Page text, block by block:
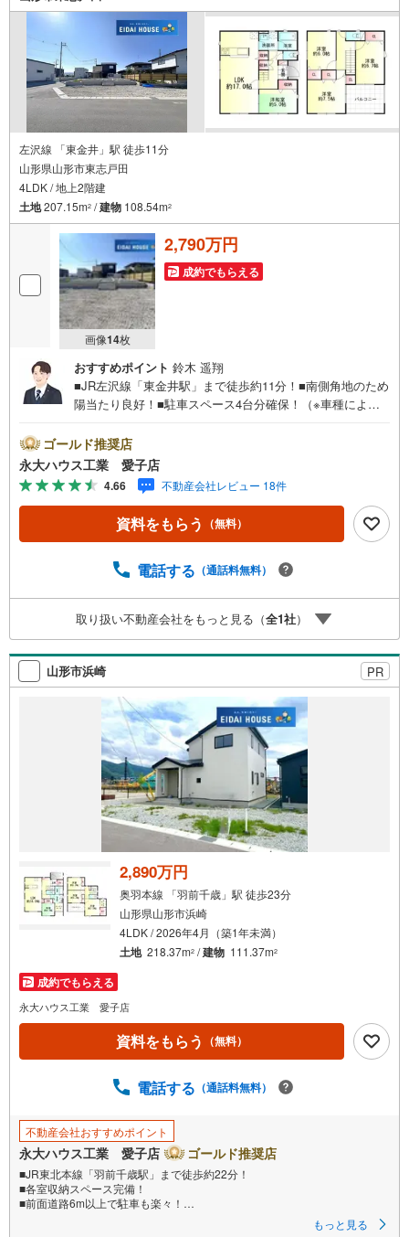
左沢線 「東金井」駅 徒歩11分
山形県山形市東志戸田
4LDK / 地上2階建
土地207.15m2 /建物 108.54m2
画像14枚
2,790万円
成約でもらえる
おすすめポイント 鈴木 遥翔
■JR左沢線「東金井駅」まで徒歩約11分！■南側角地のため
陽当たり良好！■駐車スペース4台分確保！（※車種によ
多数店舗で展開中！こちらでは当社の強みを大きく2つに分
けてご紹介！1.＜豊富な不動産知識＞戸建・マンション・
土地...と種別を問わず不動産を取り扱っております。更に
教育施設や商業施設、子育て環境や行政などの地域情報を
総合し、お客様により良い物件選びをして頂けるよう、し
っかりとサポートさせて頂きます。2.＜経験豊富なスタッ
ム】など住宅に関する様々なご質問はもちろん、ご購入時
明させて頂きます。各店舗ではキッズスペースも完備！お
子様連れのご家族様で是非お越しください。営業時間:10:0
0～18:00（定休日火・水曜日※店舗により変動あり）現地の
ご案内も可能ですので、どうぞお気軽にお問い合わせくだ
さい！
ゴールド推奨店
永大ハウス工業 愛子店
4.66 不動産会社レビュー 18件
資料をもらう （無料）
電話する （通話料無料）
取り扱い不動産会社をもっと見る（全1社）
山形市浜崎 PR
2,890万円
奥羽本線 「羽前千歳」駅 徒歩23分
山形県山形市浜崎
4LDK / 2026年4月（築1年未満）
土地 218.37m2 /建物 111.37m2
成約でもらえる
永大ハウス工業 愛子店
資料をもらう （無料）
電話する （通話料無料）
不動産会社おすすめポイント
永大ハウス工業 愛子店 ゴールド推奨店
■JR東北本線「羽前千歳駅」まで徒歩約22分！
■各室収納スペース完備！
■前面道路6m以上で駐車も楽々！
もっと見る